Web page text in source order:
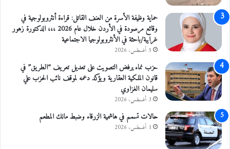
و
م
ع
د
د
ا
ل
ج
ر
ع
ا
ت
حماية وظيفة الأسرة من العنف القاتل: قراءة أنثروبولوجية في
وقائع مرصودة في الأردن خلال عام 2026 ،،، الدكتورة زهور
غرايبة/باحثة في الأنثروبولوجيا الاجتماعية
5 أغسطس، 2026
حزب نماء يرفض التصويت على تعديل تعريف “الطريق” في
قانون الملكية العقارية ويؤكد دعمه لموقف نائب الحزب علي
سليمان الغزاوي
3 أغسطس، 2026
حالات تسمم في هاشمية الزرقاء وضبط مالك المطعم
1 أغسطس، 2026